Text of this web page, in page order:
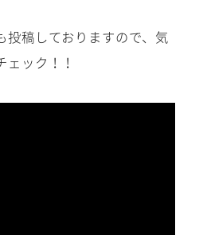
投稿しておりますので、気
ェック！！